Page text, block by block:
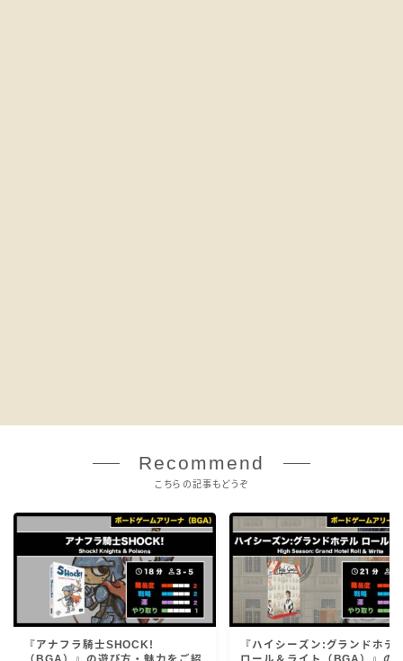
Recommend
こちらの記事もどうぞ
『アナフラ騎士SHOCK!
『ハイシーズン:グランドホテ